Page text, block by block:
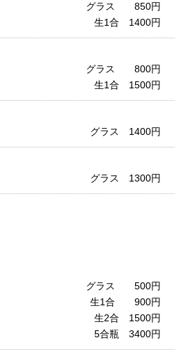
グラス 850円
生1合 1400円
グラス 800円
生1合 1500円
グラス 1400円
グラス 1300円
グラス 500円
生1合 900円
生2合 1500円
5合瓶 3400円